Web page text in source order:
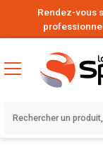
Rendez-vous